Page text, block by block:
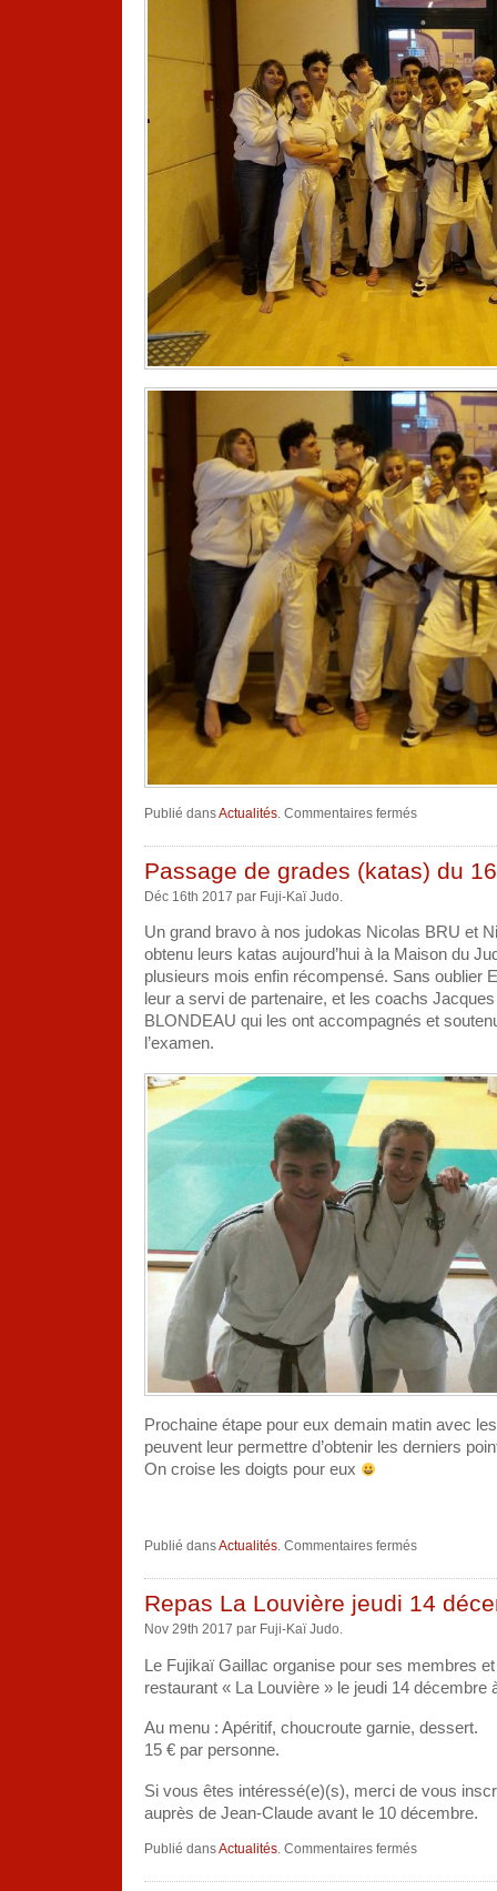
Publié dansActualités. Commentaires ferméssur
Cadets
Béziers
Passage de grades (katas) du
Déc 16th 2017 par Fuji-Kaï Judo.
Un grand bravo à nos judokas Nicolas BRU et
obtenu leurs katas aujourd’hui à la Maison du
plusieurs mois enfin récompensé. Sans oublier
leur a servi de partenaire, et les coachs
BLONDEAU qui les ont accompagnés et
l’examen.
Prochaine étape pour eux demain matin avec
peuvent leur permettre d’obtenir les derniers
On croise les doigts pour eux
Publié dansActualités. Commentaires ferméssur
grades
du
Repas La Louvière jeudi 14
Nov 29th 2017 par Fuji-Kaï Judo.
Le Fujikaï Gaillac organise pour ses membres
restaurant « La Louvière » le jeudi 14 décembre
Au menu : Apéritif, choucroute garnie, dessert.
15 € par personne.
Si vous êtes intéressé(e)(s), merci de vous
auprès de Jean-Claude avant le 10 décembre.
Publié dansActualités. Commentaires ferméssur
Louvière